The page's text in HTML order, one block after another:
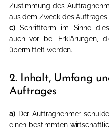
Zustimmung des
aus dem Zweck des Auftrages
c)Schriftform im Sinne
auch vor bei Erklärungen,
übermittelt werden.
2. Inhalt, Umfang
Auftrages
a)Der Auftragnehmer
einen bestimmten